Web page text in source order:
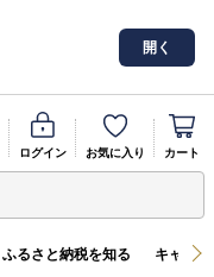
開く
ログイン お気に入り カート
ふるさと納税を知る キャン